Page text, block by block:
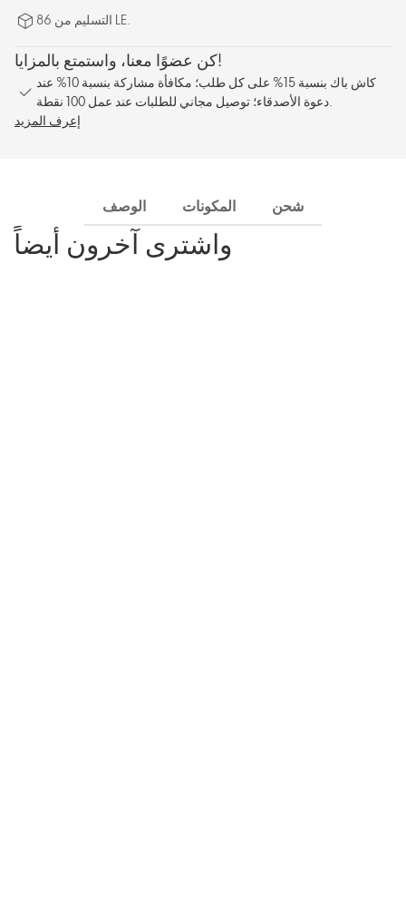
التسليم من 86 LE.
كن عضوًا معنا، واستمتع بالمزايا!
كاش باك بنسبة 15% على كل طلب؛ مكافأة مشاركة بنسبة 10% عند
دعوة الأصدقاء؛ توصيل مجاني للطلبات عند عمل 100 نقطة.
إعرف المزيد
الوصف المكونات شحن
واشترى آخرون أيضاً